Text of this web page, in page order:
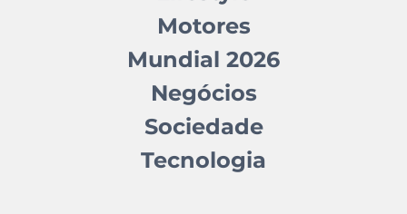
Motores
Mundial 2026
Negócios
Sociedade
Tecnologia